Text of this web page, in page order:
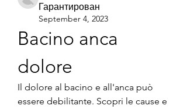
Гарантирован
September 4, 2023
Bacino anca
dolore
Il dolore al bacino e all'anca può
essere debilitante. Scopri le cause e